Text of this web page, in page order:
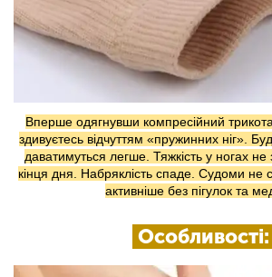
Вперше одягнувши компресійний
здивуєтесь відчуттям «пружинних ніг».
даватимуться легше. Тяжкість у ногах не
кінця дня. Набряклість спаде. Судоми не
активніше без пігулок та
Особливості: